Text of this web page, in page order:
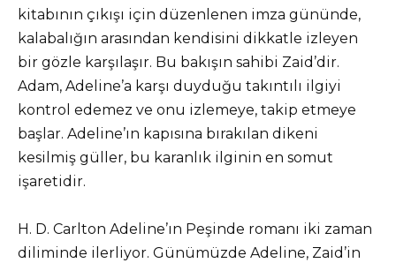
kitabının çıkışı için düzenlenen imza gününde,
kalabalığın arasından kendisini dikkatle izleyen
bir gözle karşılaşır. Bu bakışın sahibi Zaid’dir.
Adam, Adeline’a karşı duyduğu takıntılı ilgiyi
kontrol edemez ve onu izlemeye, takip etmeye
başlar. Adeline’ın kapısına bırakılan dikeni
kesilmiş güller, bu karanlık ilginin en somut
işaretidir.
H. D. Carlton Adeline’ın Peşinde romanı iki zaman
diliminde ilerliyor. Günümüzde Adeline, Zaid’in